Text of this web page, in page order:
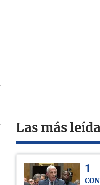
Las más